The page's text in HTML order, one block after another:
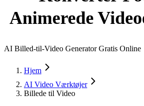
Animerede
AI Billed-til-Video Generator Gratis Online
Hjem
AI Video Værktøjer
Billede til Video